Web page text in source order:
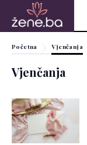
Početna Vjenčanja
Vjenčanja